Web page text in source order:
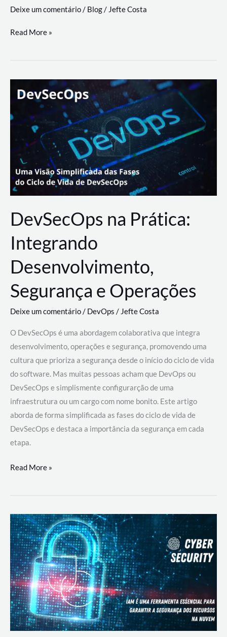
a
workflows
Deixe um comentário/ Blog/ Jefte Costa
teste
palyer
Lance
Rural
Read More »
DevSecOps na Prática:
Integrando
Desenvolvimento,
Segurança e Operações
Deixe um comentário/ DevOps /Jefte Costa
O DevSecOps é uma abordagem colaborativa que integra
desenvolvimento, operações e segurança, promovendo uma
cultura que prioriza a segurança desde o início do ciclo de vida
do software. Mas muitas pessoas acham que DevOps ou
DevSecOps e simplismente configurarção de uma
infraestrutura ou um cargo com nome bonito. Este artigo
aborda de forma simplificada as fases do ciclo de vida de
DevSecOps e destaca a importância da segurança em cada
etapa.
DevSecOps
Prática:
Desenvolvimento,
Segurança
e
Operações
Read More »